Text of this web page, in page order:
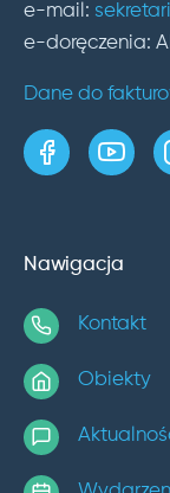
e-mail:
e-doręczenia:
Dane do
strona w
Nawigacja
Kontakt
Obiekty